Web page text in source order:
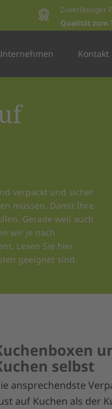
Zuverlässiger
Qualität zum
Kontakt
verpackt und sicher
müssen. Damit Ihre
Gerade weil auch
wir je nach
Lesen Sie hier
geeignet sind.
selbst
ansprechendste
auf Kuchen als der